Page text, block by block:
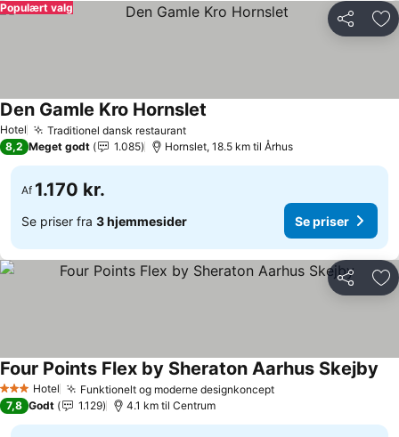
Del
Populært valg
Hotel Traditionel dansk restaurant
Den Gamle Kro Hornslet
8,2 Meget godt 1.085 Hornslet, 18.5 km til Århus
Af 1.170 kr.
Se priser fra 3 hjemmesider Se priser
Del
3 StjernerHotel Funktionelt og moderne designkoncept
Four Points Flex by Sheraton Aarhus Skejby
7,8 Godt 1.129 4.1 km til Centrum